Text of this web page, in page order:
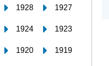
1928 1927
1924 1923
1920 1919